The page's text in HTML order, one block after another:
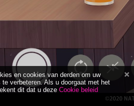
en cookies van derden om uw
verbeteren. Als u doorgaat met het
dit dat u deze Cookie beleid